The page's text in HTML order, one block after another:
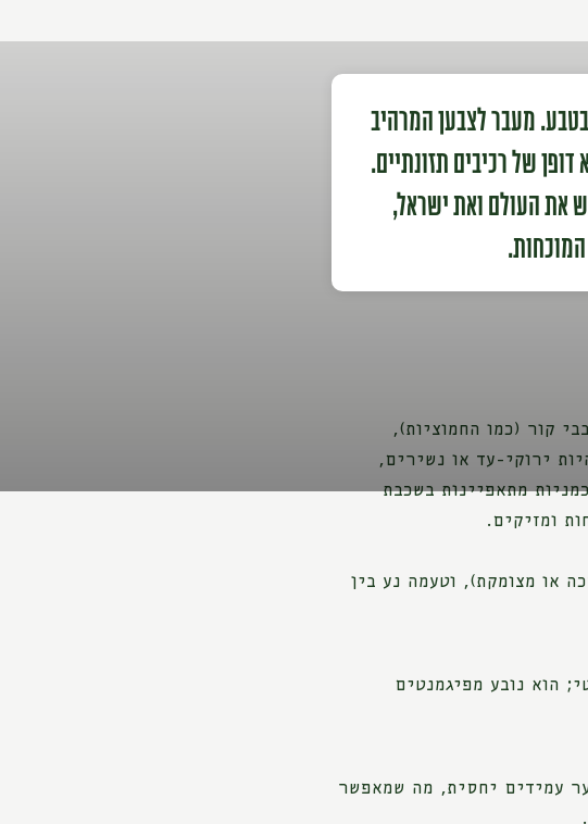
מעבר לצבען המרהיב
של רכיבים תזונתיים.
את העולם ואת ישראל,
קור (כמו החמוציות),
ירוקי-עד או נשירים,
מתאפיינות בשכבת
ומזיקים.
או מצומקת), וטעמה נע בין
הוא נובע מפיגמנטים
עמידים יחסית, מה שמאפשר